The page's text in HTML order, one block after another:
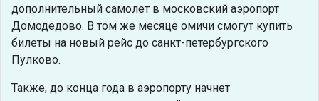
дополнительный самолет в московский аэропорт
Домодедово. В том же месяце омичи смогут купить
билеты на новый рейс до санкт-петербургского
Пулково.
Также, до конца года в аэропорту начнет